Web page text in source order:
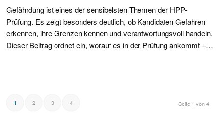
Gefährdung ist eines der sensibelsten Themen der HPP-
Prüfung. Es zeigt besonders deutlich, ob Kandidaten Gefahren
erkennen, ihre Grenzen kennen und verantwortungsvoll handeln.
Dieser Beitrag ordnet ein, worauf es in der Prüfung ankommt –…
Seite 1 von 4
1 2 3 4